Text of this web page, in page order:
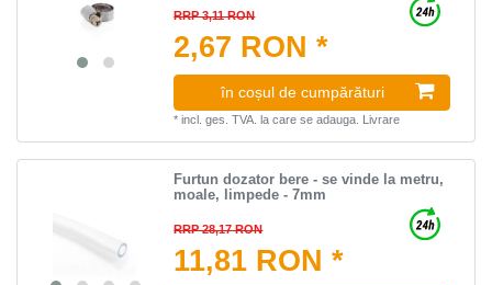
RRP 3,11 RON
2,67 RON *
în coșul de cumpărături
*incl. ges. TVA. la care se adauga. Livrare
Furtun dozator bere - se vinde la metru,
moale, limpede - 7mm
RRP 28,17 RON
11,81 RON *